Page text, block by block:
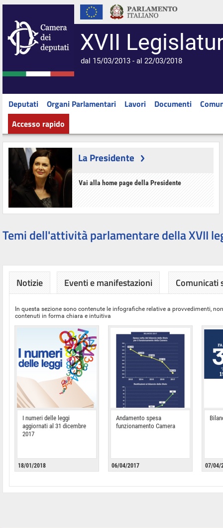
XVII
dal 15/03/2013 - al 22/03/2018
Deputati Organi Parlamentari Lavori Documenti
Accesso rapido
La Presidente
Vai alla home page della Presidente
Temi dell'attività parlamentare della XVII
Notizie Eventi e manifestazioni Comunicati
In questa sezione sono contenute le infografiche relative a provvedimenti,
contenuti in forma chiara e intuitiva
I numeri delle leggi
aggiornati al 31 dicembre
2017
18/01/2018
Andamento spesa
funzionamento Camera
06/04/2017 07/04/